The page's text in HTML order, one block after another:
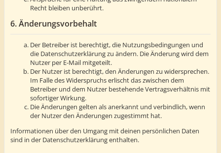
Recht bleiben unberührt.
6. Änderungsvorbehalt
Der Betreiber ist berechtigt, die Nutzungsbedingungen und
die Datenschutzerklärung zu ändern. Die Änderung wird dem
Nutzer per E-Mail mitgeteilt.
Der Nutzer ist berechtigt, den Änderungen zu widersprechen.
Im Falle des Widerspruchs erlischt das zwischen dem
Betreiber und dem Nutzer bestehende Vertragsverhältnis mit
sofortiger Wirkung.
Die Änderungen gelten als anerkannt und verbindlich, wenn
der Nutzer den Änderungen zugestimmt hat.
Informationen über den Umgang mit deinen persönlichen Daten
sind in der Datenschutzerklärung enthalten.